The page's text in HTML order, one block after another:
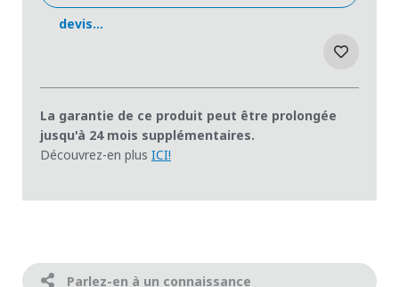
devis...
La garantie de ce produit peut être prolongée
jusqu'à 24 mois supplémentaires.
Découvrez-en plus ICI!
Parlez-en à un connaissance